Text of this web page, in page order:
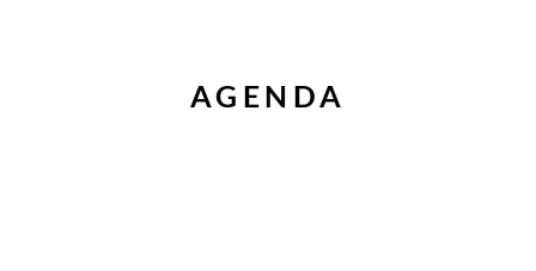
AGENDA